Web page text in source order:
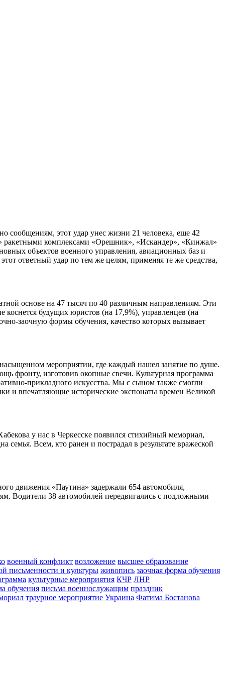
сообщениям, этот удар унес жизни 21 человека, еще 42
ракетными комплексами «Орешник», «Искандер», «Кинжал»
объектов военного управления, авиационных баз и
ответный удар по тем же целям, применяя те же средства,
основе на 47 тысяч по 40 различным направлениям. Эти
коснется будущих юристов (на 17,9%), управленцев (на
заочную формы обучения, качество которых вызывает
мероприятии, где каждый нашел занятие по душе.
фронту, изготовив окопные свечи. Культурная программа
прикладного искусства. Мы с сыном также смогли
и впечатляющие исторические экспонаты времен Великой
у нас в Черкесске появился стихийный мемориал,
Всем, кто ранен и пострадал в результате вражеской
движения «Паутина» задержали 654 автомобиля,
Водители 38 автомобилей передвигались с подложными
военный конфликт возложение высшее образование
письменности и культуры живопись заочная форма обучения
культурные мероприятия КЧР ЛНР
обучения письма военнослужащим праздник
траурное мероприятие Украина Фатима Бостанова